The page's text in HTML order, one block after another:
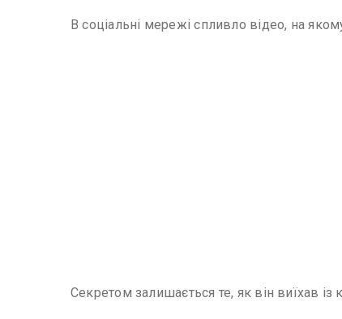
В соціальні мережі спливло відео, на
Секретом залишається те, як він виїхав